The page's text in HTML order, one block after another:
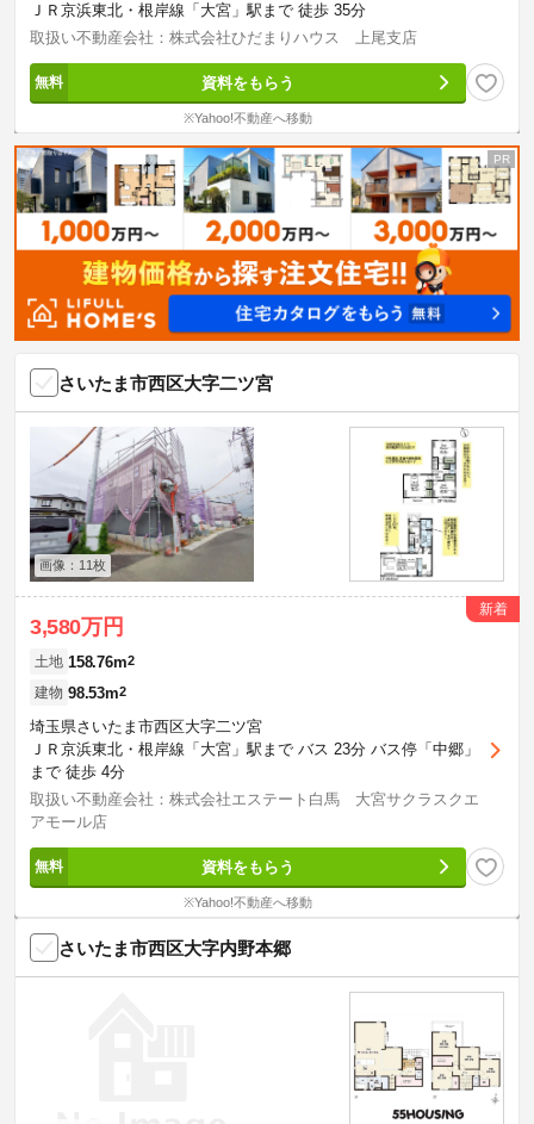
ＪＲ京浜東北・根岸線「大宮」駅まで 徒歩 35分
取扱い不動産会社：株式会社ひだまりハウス 上尾支店
資料をもらう
※Yahoo!不動産へ移動
さいたま市西区大字二ツ宮
画像：11枚
3,580万円
新着
土地 158.76m2
建物 98.53m2
埼玉県さいたま市西区大字二ツ宮
ＪＲ京浜東北・根岸線「大宮」駅まで バス 23分 バス停「中郷」
まで 徒歩 4分
取扱い不動産会社：株式会社エステート白馬 大宮サクラスクエ
アモール店
資料をもらう
※Yahoo!不動産へ移動
さいたま市西区大字内野本郷